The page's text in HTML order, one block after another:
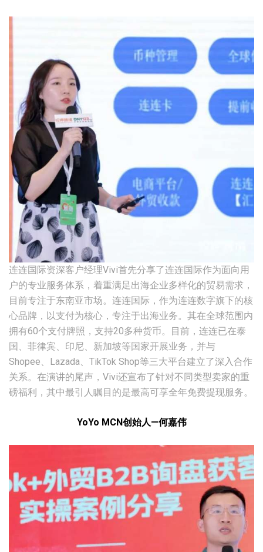
连连国际资深客户经理Vivi首先分享了连连国际作为面向用
户的专业服务体系，着重满足出海企业多样化的贸易需求，
目前专注于东南亚市场。连连国际，作为连连数字旗下的核
心品牌，以支付为核心，专注于出海业务。其在全球范围内
拥有60个支付牌照，支持20多种货币。目前，连连已在泰
国、菲律宾、印尼、新加坡等国家开展业务，并与
Shopee、Lazada、TikTok Shop等三大平台建立了深入合作
关系。在演讲的尾声，Vivi还宣布了针对不同类型卖家的重
磅福利，其中最引人瞩目的是最高可享全年免费提现服务。
YoYo MCN创始人—何嘉伟